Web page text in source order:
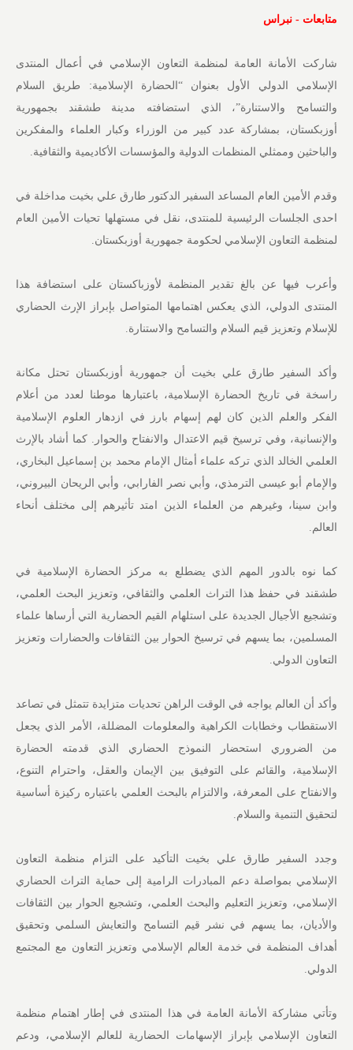
متابعات - نبراس
شاركت الأمانة العامة لمنظمة التعاون الإسلامي في أعمال المنتدى
الإسلامي الدولي الأول بعنوان “الحضارة الإسلامية: طريق السلام
والتسامح والاستنارة”، الذي استضافته مدينة طشقند بجمهورية
أوزبكستان، بمشاركة عدد كبير من الوزراء وكبار العلماء والمفكرين
والباحثين وممثلي المنظمات الدولية والمؤسسات الأكاديمية والثقافية.
وقدم الأمين العام المساعد السفير الدكتور طارق علي بخيت مداخلة في
احدى الجلسات الرئيسية للمنتدى، نقل في مستهلها تحيات الأمين العام
لمنظمة التعاون الإسلامي لحكومة جمهورية أوزبكستان.
وأعرب فيها عن بالغ تقدير المنظمة لأوزباكستان على استضافة هذا
المنتدى الدولي، الذي يعكس اهتمامها المتواصل بإبراز الإرث الحضاري
للإسلام وتعزيز قيم السلام والتسامح والاستنارة.
وأكد السفير طارق علي بخيت أن جمهورية أوزبكستان تحتل مكانة
راسخة في تاريخ الحضارة الإسلامية، باعتبارها موطنا لعدد من أعلام
الفكر والعلم الذين كان لهم إسهام بارز في ازدهار العلوم الإسلامية
والإنسانية، وفي ترسيخ قيم الاعتدال والانفتاح والحوار. كما أشاد بالإرث
العلمي الخالد الذي تركه علماء أمثال الإمام محمد بن إسماعيل البخاري،
والإمام أبو عيسى الترمذي، وأبي نصر الفارابي، وأبي الريحان البيروني،
وابن سينا، وغيرهم من العلماء الذين امتد تأثيرهم إلى مختلف أنحاء
العالم.
كما نوه بالدور المهم الذي يضطلع به مركز الحضارة الإسلامية في
طشقند في حفظ هذا التراث العلمي والثقافي، وتعزيز البحث العلمي،
وتشجيع الأجيال الجديدة على استلهام القيم الحضارية التي أرساها علماء
المسلمين، بما يسهم في ترسيخ الحوار بين الثقافات والحضارات وتعزيز
التعاون الدولي.
وأكد أن العالم يواجه في الوقت الراهن تحديات متزايدة تتمثل في تصاعد
الاستقطاب وخطابات الكراهية والمعلومات المضللة، الأمر الذي يجعل
من الضروري استحضار النموذج الحضاري الذي قدمته الحضارة
الإسلامية، والقائم على التوفيق بين الإيمان والعقل، واحترام التنوع،
والانفتاح على المعرفة، والالتزام بالبحث العلمي باعتباره ركيزة أساسية
لتحقيق التنمية والسلام.
وجدد السفير طارق علي بخيت التأكيد على التزام منظمة التعاون
الإسلامي بمواصلة دعم المبادرات الرامية إلى حماية التراث الحضاري
الإسلامي، وتعزيز التعليم والبحث العلمي، وتشجيع الحوار بين الثقافات
والأديان، بما يسهم في نشر قيم التسامح والتعايش السلمي وتحقيق
أهداف المنظمة في خدمة العالم الإسلامي وتعزيز التعاون مع المجتمع
الدولي.
وتأتي مشاركة الأمانة العامة في هذا المنتدى في إطار اهتمام منظمة
التعاون الإسلامي بإبراز الإسهامات الحضارية للعالم الإسلامي، ودعم